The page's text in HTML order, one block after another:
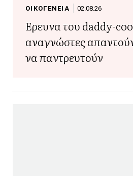
ΟΙΚΟΓΕΝΕΙΑ 02.08.26
Έρευνα του daddy-
αναγνώστες
να παντρευτούν